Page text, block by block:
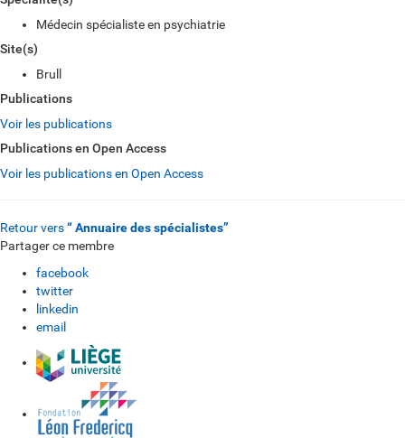
Médecin spécialiste en psychiatrie
Site(s)
Brull
Publications
Voir les publications
Publications en Open Access
Voir les publications en Open Access
Retour vers“ Annuaire des spécialistes”
Partager ce membre
facebook
twitter
linkedin
email